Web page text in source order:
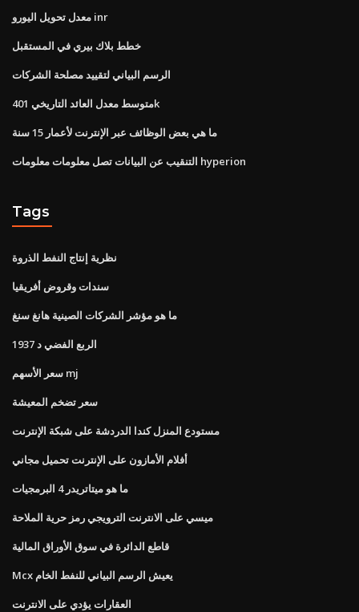
معدل تحويل اليورو inr
خطط بلاك بيري في المستقبل
الرسم البياني لتقييد مصلحة الشركات
متوسط ​​معدل العائد التاريخي 401k
ما هي بعض الوظائف عبر الإنترنت لأعمار 15 سنة
التنقيب عن البيانات تصل معلومات معلومات hyperion
Tags
نظرية إنتاج النفط الذروة
سندات وقروض أفريقيا
ما هو مؤشر الشركات الصينية هانغ سنغ
1937 الربع الفضي د
سعر الأسهم mj
سعر تضخم المعيشة
مستودع المنزل كندا الدردشة على شبكة الإنترنت
أفلام الأمازون على الإنترنت تحميل مجاني
ما هو ميتاتريدر 4 البرمجيات
ميسي على الانترنت الترويجي رمز حرية الملاحة
قاطع الدائرة في سوق الأوراق المالية
Mcx يعيش الرسم البياني للنفط الخام
العقارات يؤدي على الانترنت